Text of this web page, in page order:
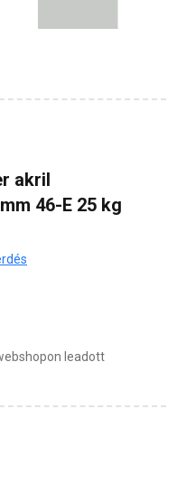
akril
46-E 25 kg
leadott